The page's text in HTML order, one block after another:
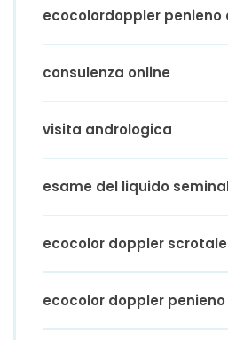
ecocolordoppler penieno
consulenza online
visita andrologica
esame del liquido
ecocolor doppler scrotale
ecocolor doppler penieno